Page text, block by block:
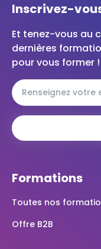
Formations
Toutes nos
Offre B2B
Inscrivez-
Et tenez-vous au
dernières
pour vous former !